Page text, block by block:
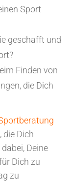
Sport
geschafft und
Finden von
die Dich
die Dich
Deine
Dich zu
zu